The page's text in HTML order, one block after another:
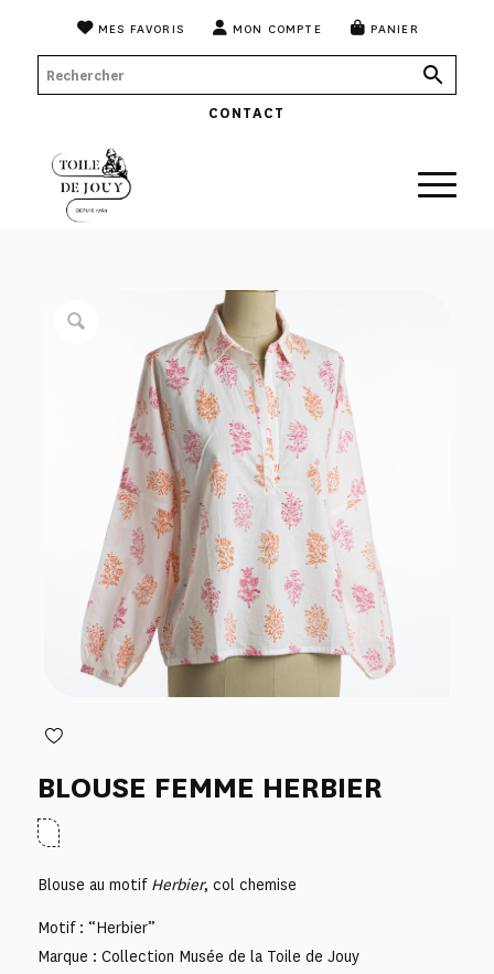
MES FAVORIS MON COMPTE PANIER
CONTACT
BLOUSE FEMME HERBIER
Blouse au motif Herbier, col chemise
Motif : “Herbier”
Marque : Collection Musée de la Toile de Jouy